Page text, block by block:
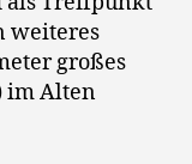
weiteres
großes
im Alten